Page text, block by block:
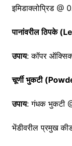
इमिडाक्लोप्रिड @
पानांवरील ठिपके
उपाय: कॉपर
चूर्णी भुकटी
उपाय: गंधक भुकटी
भेंडीवरील प्रमुख